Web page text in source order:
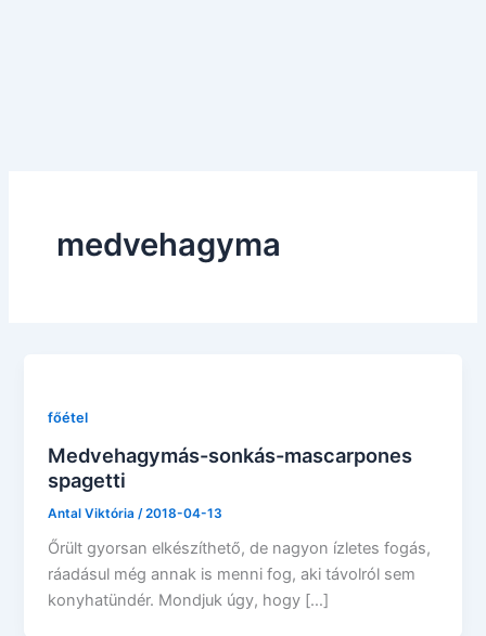
medvehagyma
főétel
Medvehagymás-sonkás-mascarpones
spagetti
Antal Viktória /2018-04-13
Őrült gyorsan elkészíthető, de nagyon ízletes fogás,
ráadásul még annak is menni fog, aki távolról sem
konyhatündér. Mondjuk úgy, hogy […]